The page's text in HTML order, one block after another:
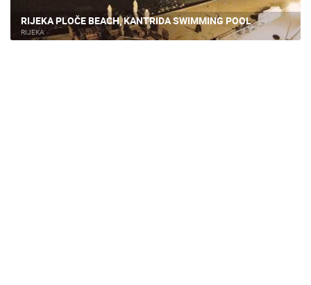
RIJEKA PLOČE BEACH, KANTRIDA SWIMMING POOL
RIJEKA